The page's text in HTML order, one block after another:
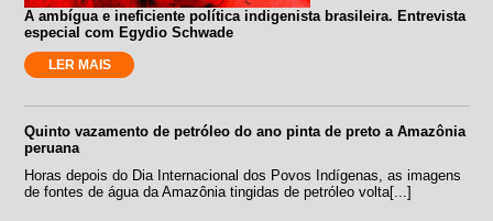
A ambígua e ineficiente política indigenista brasileira. Entrevista
especial com Egydio Schwade
LER MAIS
Quinto vazamento de petróleo do ano pinta de preto a Amazônia
peruana
Horas depois do Dia Internacional dos Povos Indígenas, as imagens
de fontes de água da Amazônia tingidas de petróleo volta[...]